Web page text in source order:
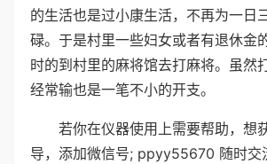
的生活也是过小康生活，不再为一日
碌。于是村里一些妇女或者有退休金
时的到村里的麻将馆去打麻将。虽然
经常输也是一笔不小的开支。
若你在仪器使用上需要帮助，想
导，添加微信号; ppyy55670 随时交